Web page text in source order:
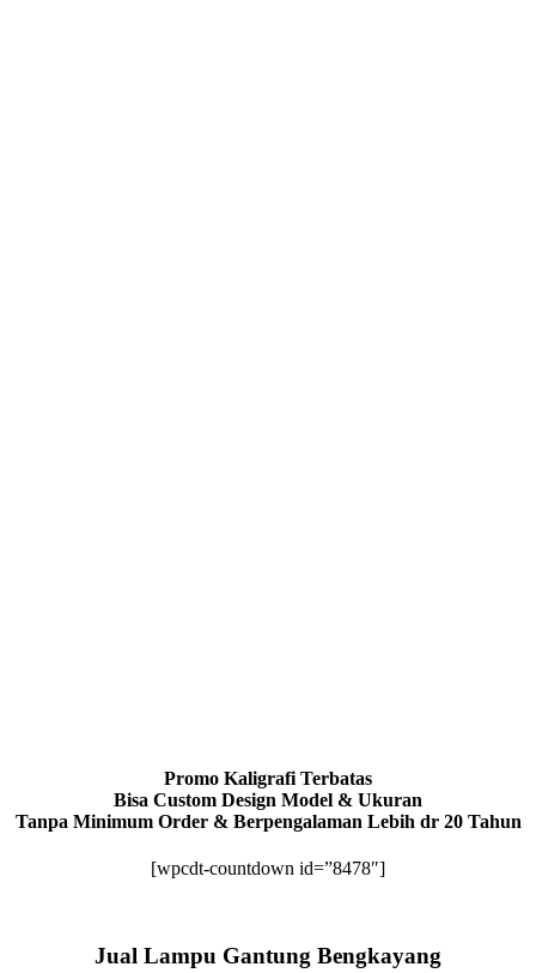
Promo Kaligrafi Terbatas
Bisa Custom Design Model & Ukuran
Tanpa Minimum Order & Berpengalaman Lebih dr 20 Tahun
[wpcdt-countdown id=”8478″]
Jual Lampu Gantung Bengkayang